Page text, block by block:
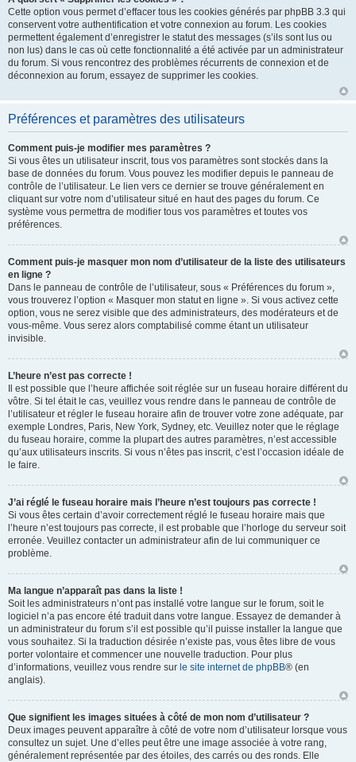
Cette option vous permet d’effacer tous les cookies générés par phpBB 3.3 qui
conservent votre authentification et votre connexion au forum. Les cookies
permettent également d’enregistrer le statut des messages (s’ils sont lus ou
non lus) dans le cas où cette fonctionnalité a été activée par un administrateur
du forum. Si vous rencontrez des problèmes récurrents de connexion et de
déconnexion au forum, essayez de supprimer les cookies.
Préférences et paramètres des utilisateurs
Comment puis-je modifier mes paramètres ?
Si vous êtes un utilisateur inscrit, tous vos paramètres sont stockés dans la
base de données du forum. Vous pouvez les modifier depuis le panneau de
contrôle de l’utilisateur. Le lien vers ce dernier se trouve généralement en
cliquant sur votre nom d’utilisateur situé en haut des pages du forum. Ce
système vous permettra de modifier tous vos paramètres et toutes vos
préférences.
Comment puis-je masquer mon nom d’utilisateur de la liste des utilisateurs
en ligne ?
Dans le panneau de contrôle de l’utilisateur, sous « Préférences du forum »,
vous trouverez l’option « Masquer mon statut en ligne ». Si vous activez cette
option, vous ne serez visible que des administrateurs, des modérateurs et de
vous-même. Vous serez alors comptabilisé comme étant un utilisateur
invisible.
L’heure n’est pas correcte !
Il est possible que l’heure affichée soit réglée sur un fuseau horaire différent du
vôtre. Si tel était le cas, veuillez vous rendre dans le panneau de contrôle de
l’utilisateur et régler le fuseau horaire afin de trouver votre zone adéquate, par
exemple Londres, Paris, New York, Sydney, etc. Veuillez noter que le réglage
du fuseau horaire, comme la plupart des autres paramètres, n’est accessible
qu’aux utilisateurs inscrits. Si vous n’êtes pas inscrit, c’est l’occasion idéale de
le faire.
J’ai réglé le fuseau horaire mais l’heure n’est toujours pas correcte !
Si vous êtes certain d’avoir correctement réglé le fuseau horaire mais que
l’heure n’est toujours pas correcte, il est probable que l’horloge du serveur soit
erronée. Veuillez contacter un administrateur afin de lui communiquer ce
problème.
Ma langue n’apparaît pas dans la liste !
Soit les administrateurs n’ont pas installé votre langue sur le forum, soit le
logiciel n’a pas encore été traduit dans votre langue. Essayez de demander à
un administrateur du forum s’il est possible qu’il puisse installer la langue que
vous souhaitez. Si la traduction désirée n’existe pas, vous êtes libre de vous
porter volontaire et commencer une nouvelle traduction. Pour plus
d’informations, veuillez vous rendre sur le site internet de phpBB® (en
anglais).
Que signifient les images situées à côté de mon nom d’utilisateur ?
Deux images peuvent apparaître à côté de votre nom d’utilisateur lorsque vous
consultez un sujet. Une d’elles peut être une image associée à votre rang,
généralement représentée par des étoiles, des carrés ou des ronds. Elle